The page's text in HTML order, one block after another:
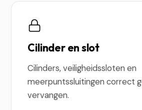
Cilinder en slot
Cilinders, veiligheidssloten en
meerpuntssluitingen correct
vervangen.